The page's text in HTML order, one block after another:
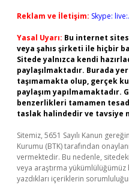
Reklam ve İletişim: Skype:
Yasal Uyarı: Bu internet
veya şahıs şirketi ile hiçbir
Sitede yalnızca kendi
paylaşılmaktadır. Burada
taşımamakta olup, gerçek
paylaşım
benzerlikleri tamamen
taslak halindedir ve tavsiye
Sitemiz, 5651 Sayılı Kanun
Kurumu (BTK) tarafından
vermektedir. Bu nedenle,
veya araştırma
yazdıkları içeriklerin